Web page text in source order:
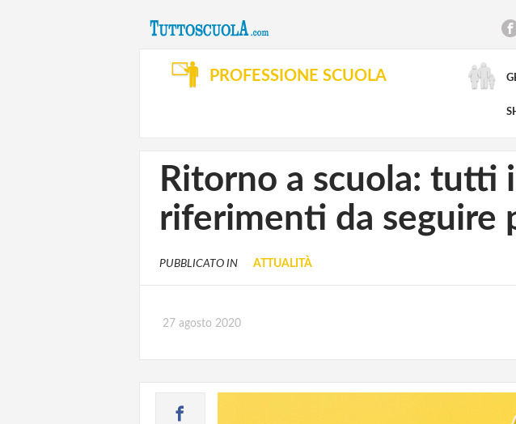
PROFESSIONE SCUOLA
Ritorno a scuola: tutti
riferimenti da seguire
PUBBLICATO IN ATTUALITÀ
27 agosto 2020